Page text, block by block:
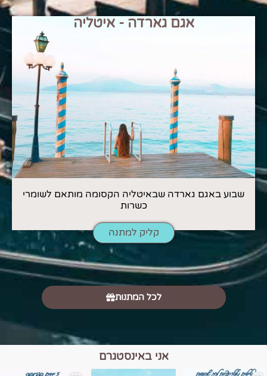
אגם גארדה - איטליה
שבוע באגם גארדה שבאיטליה הקסומה מותאם לשומרי
כשרות
קליק למתנה
לכל המתנות
אני באינסטגרם
הם הגבול 💙🩵